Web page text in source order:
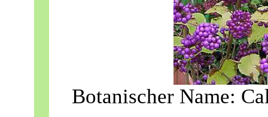
Botanischer Name: